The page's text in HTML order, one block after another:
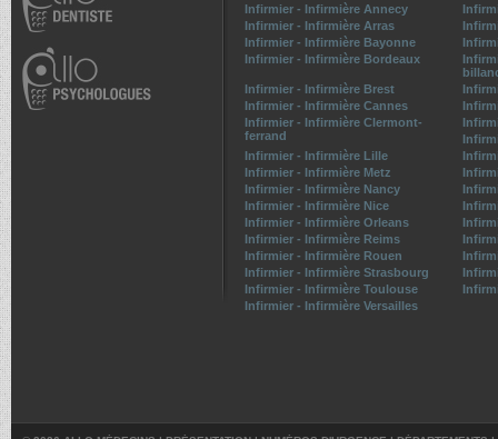
Infirmier - Infirmière Annecy
Infirmier - Infirmière Arras
Infirmier - Infirmière Bayonne
Infirmier - Infirmière Bordeaux
Infirmier - Infirmière Brest
Infirmier - Infirmière Cannes
Infirmier - Infirmière Clermont-
ferrand
Infirmier - Infirmière Lille
Infirmier - Infirmière Metz
Infirmier - Infirmière Nancy
Infirmier - Infirmière Nice
Infirmier - Infirmière Orleans
Infirmier - Infirmière Reims
Infirmier - Infirmière Rouen
Infirmier - Infirmière Strasbourg
Infirmier - Infirmière Toulouse
Infirmier - Infirmière Versailles